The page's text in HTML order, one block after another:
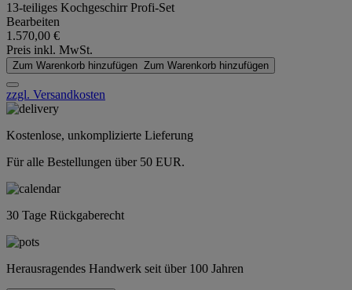
13-teiliges Kochgeschirr Profi-Set
Bearbeiten
1.570,00 €
Preis inkl. MwSt.
Zum Warenkorb hinzufügen Zum Warenkorb hinzufügen
zzgl. Versandkosten
Kostenlose, unkomplizierte Lieferung
Für alle Bestellungen über 50 EUR.
30 Tage Rückgaberecht
Herausragendes Handwerk seit über 100 Jahren